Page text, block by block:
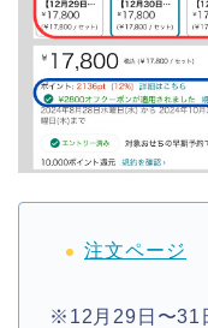
注文ページ
※12月29日〜31